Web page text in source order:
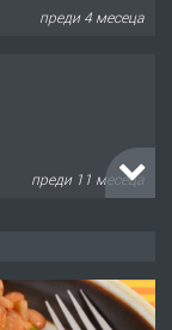
преди 4 месеца
преди 11 месеца